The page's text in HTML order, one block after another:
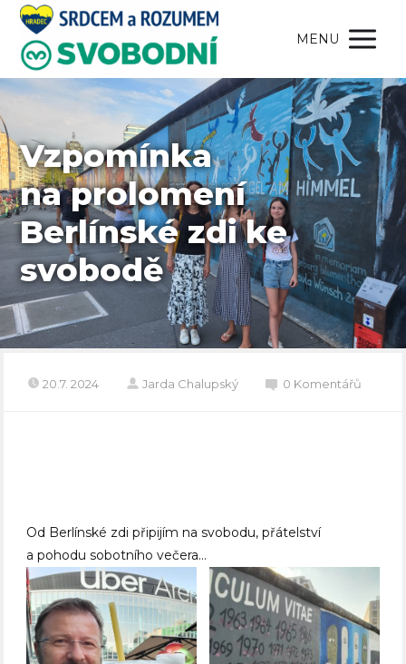
MENU
Vzpomínka
na prolomení
Berlínské zdi ke
svobodě
20.7. 2024 Jarda Chalupský 0 Komentářů
Od Berlínské zdi připijím na svobodu, přátelství
a pohodu sobotního večera…